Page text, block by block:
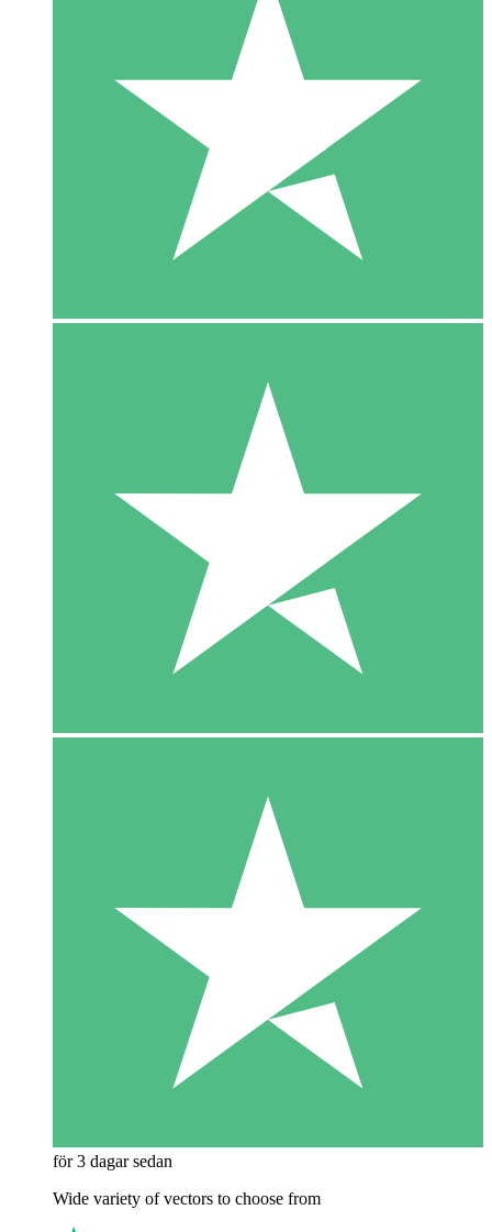
för 3 dagar sedan
Wide variety of vectors to choose from